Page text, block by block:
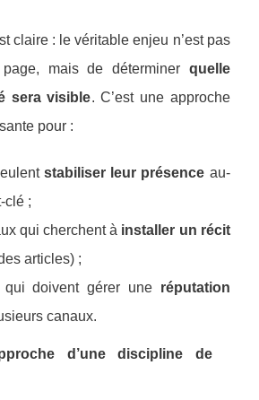
claire : le véritable enjeu n’est pas
mais de déterminer quelle
sera visible. C’est une approche
pour :
stabiliser leur présence au-
clé ;
qui cherchent à installer un récit
articles) ;
qui doivent gérer une réputation
canaux.
d’une discipline de